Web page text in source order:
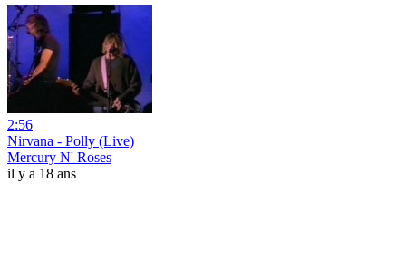
2:56
Nirvana - Polly (Live)
Mercury N' Roses
il y a 18 ans